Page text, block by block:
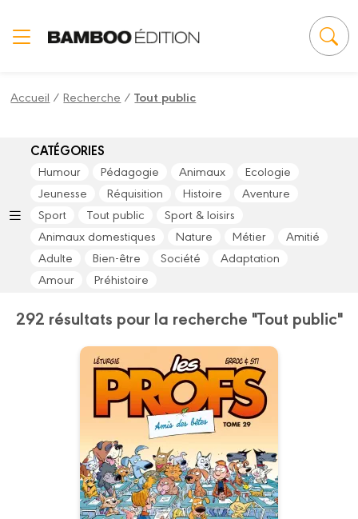
Accueil /Recherche /Tout public
CATÉGORIES
Humour Pédagogie Animaux
Ecologie
Jeunesse
Réquisition Histoire
Aventure
Sport
Tout public
Sport & loisirs
Animaux domestiques
Nature Métier
Amitié
Adulte
Bien-être Société
Adaptation
Amour
Préhistoire
292 résultats pour la recherche "Tout public"
Les Profs
Tome 29
Date de parution :
28/10/2026
Un album ultra-actuel qui
décrypte les nouveaux codes
du bahut !